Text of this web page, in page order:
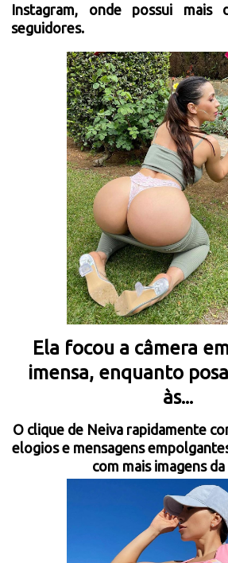
Instagram, onde possui
seguidores.
Ela focou a câmera
imensa, enquanto
às...
O clique de Neiva rapidamente
elogios e mensagens
com mais imagens da